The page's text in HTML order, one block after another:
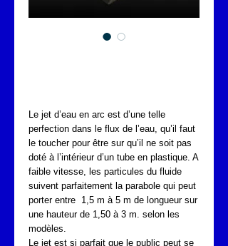
Le jet d’eau en arc est d’une telle
perfection dans le flux de l’eau, qu’il faut
le toucher pour être sur qu’il ne soit pas
doté à l’intérieur d’un tube en plastique. A
faible vitesse, les particules du fluide
suivent parfaitement la parabole qui peut
porter entre  1,5 m à 5 m de longueur sur
une hauteur de 1,50 à 3 m. selon les
modèles.
Le jet est si parfait que le public peut se